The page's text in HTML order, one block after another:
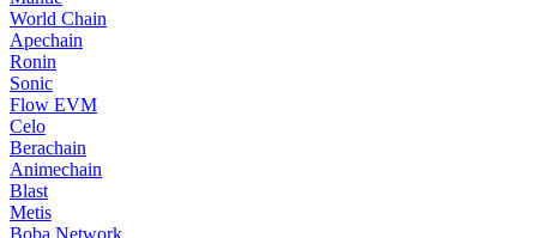
World Chain
Apechain
Ronin
Sonic
Flow EVM
Celo
Berachain
Animechain
Blast
Metis
Boba Network